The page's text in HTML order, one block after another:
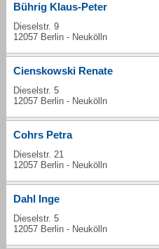
Bührig Klaus-Peter
Dieselstr. 9
12057 Berlin - Neukölln
Cienskowski Renate
Dieselstr. 5
12057 Berlin - Neukölln
Cohrs Petra
Dieselstr. 21
12057 Berlin - Neukölln
Dahl Inge
Dieselstr. 5
12057 Berlin - Neukölln